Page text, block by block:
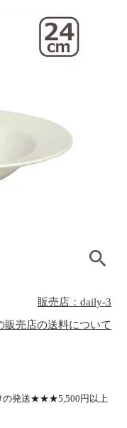
販売店：daily-3
販売店の送料について
の発送★★★5,500円以上